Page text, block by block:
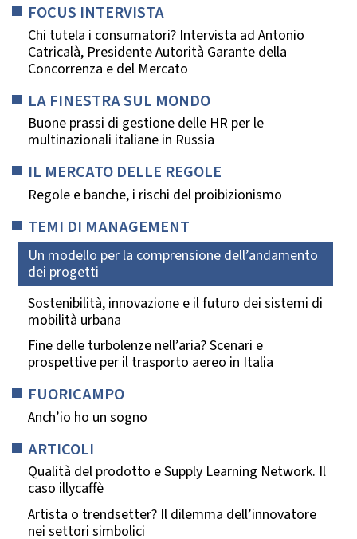
FOCUS INTERVISTA
Chi tutela i consumatori? Intervista ad Antonio
Catricalà, Presidente Autorità Garante della
Concorrenza e del Mercato
LA FINESTRA SUL MONDO
Buone prassi di gestione delle HR per le
multinazionali italiane in Russia
IL MERCATO DELLE REGOLE
Regole e banche, i rischi del proibizionismo
TEMI DI MANAGEMENT
Un modello per la comprensione dell’andamento
dei progetti
Sostenibilità, innovazione e il futuro dei sistemi di
mobilità urbana
Fine delle turbolenze nell’aria? Scenari e
prospettive per il trasporto aereo in Italia
FUORICAMPO
Anch’io ho un sogno
ARTICOLI
Qualità del prodotto e Supply Learning Network. Il
caso illycaffè
Artista o trendsetter? Il dilemma dell’innovatore
nei settori simbolici